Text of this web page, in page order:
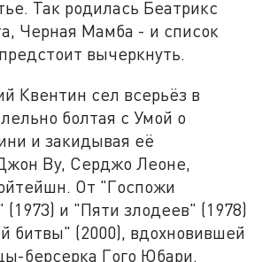
Так родилась Беатрикс
Черная Мамба - и список
вычеркнуть.
Квентин сел всерьёз в
болтая с Умой о
и закидывая её
Ву, Серджо Леоне,
От "Госпожи
и "Пяти злодеев" (1978)
битвы" (2000), вдохновившей
берсерка Гого Юбари.